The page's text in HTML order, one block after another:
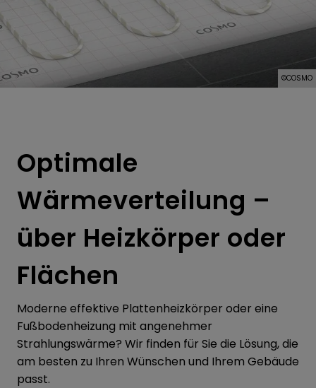
©COSMO
Optimale
Wärmeverteilung –
über Heizkörper oder
Flächen
Moderne effektive Plattenheizkörper oder eine
Fußbodenheizung mit angenehmer
Strahlungswärme? Wir finden für Sie die Lösung, die
am besten zu Ihren Wünschen und Ihrem Gebäude
passt.
öffnen und schließen